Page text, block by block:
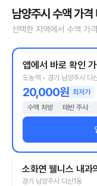
남양주시 수액 가격
선택한 지역에서 수액 가
앱에서 바로 확인
도농역 • 경기 남양주시 다
20,000원 최저가
수액 처방
태반 주사
소화연 웰니스 내과
경기 남양주시 다산1동